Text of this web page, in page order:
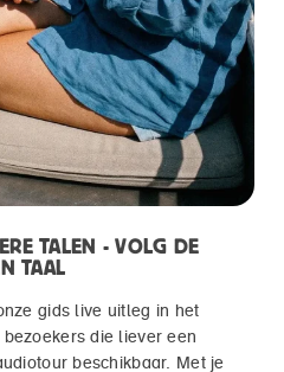
TALEN - VOLG DE
TAAL
gids live uitleg in het
die liever een
beschikbaar. Met je